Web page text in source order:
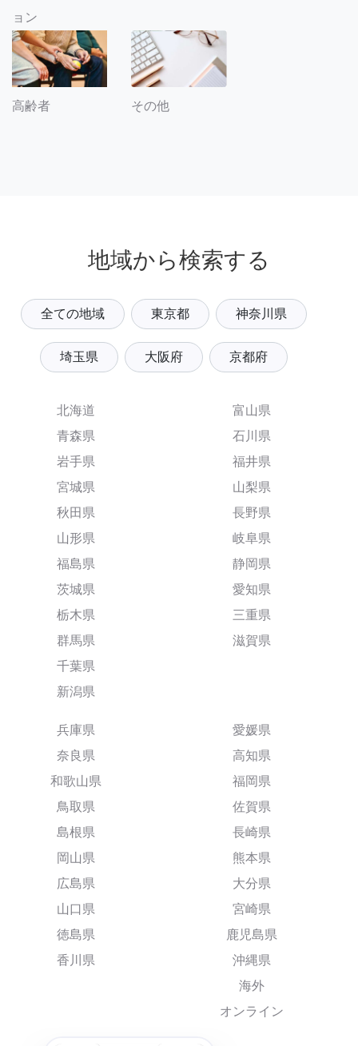
ョン
高齢者 その他
地域から検索する
全ての地域 東京都 神奈川県
埼玉県 大阪府 京都府
北海道
青森県
岩手県
宮城県
秋田県
山形県
福島県
茨城県
栃木県
群馬県
千葉県
新潟県
富山県
石川県
福井県
山梨県
長野県
岐阜県
静岡県
愛知県
三重県
滋賀県
兵庫県
奈良県
和歌山県
鳥取県
島根県
岡山県
広島県
山口県
徳島県
香川県
愛媛県
高知県
福岡県
佐賀県
長崎県
熊本県
大分県
宮崎県
鹿児島県
沖縄県
海外
オンライン